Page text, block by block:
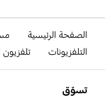
الصفحة الرئيسية
التلفزيونات
تسوّق